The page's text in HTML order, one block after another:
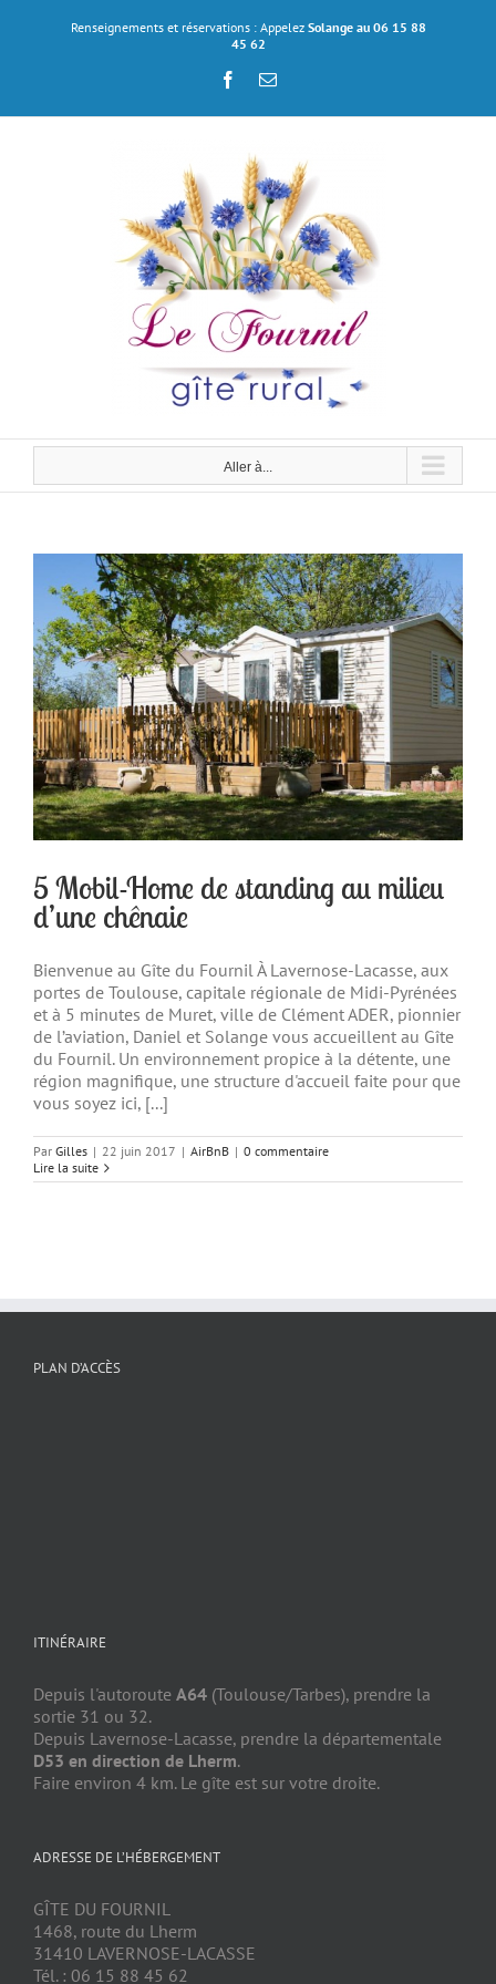
Renseignements et réservations : Appelez Solange au 06 15 88
45 62
Facebook
Email
Aller à...
5 Mobil-Home de standing au milieu
d’une chênaie
Bienvenue au Gîte du Fournil À Lavernose-Lacasse, aux
portes de Toulouse, capitale régionale de Midi-Pyrénées
et à 5 minutes de Muret, ville de Clément ADER, pionnier
de l’aviation, Daniel et Solange vous accueillent au Gîte
du Fournil. Un environnement propice à la détente, une
région magnifique, une structure d'accueil faite pour que
vous soyez ici, [...]
Par Gilles | 22 juin 2017 | AirBnB | 0 commentaire
Lire la suite
PLAN D’ACCÈS
ITINÉRAIRE
Depuis l'autoroute A64 (Toulouse/Tarbes), prendre la
sortie 31 ou 32.
Depuis Lavernose-Lacasse, prendre la départementale
D53 en direction de Lherm.
Faire environ 4 km. Le gîte est sur votre droite.
ADRESSE DE L’HÉBERGEMENT
GÎTE DU FOURNIL
1468, route du Lherm
31410 LAVERNOSE-LACASSE
Tél. : 06 15 88 45 62